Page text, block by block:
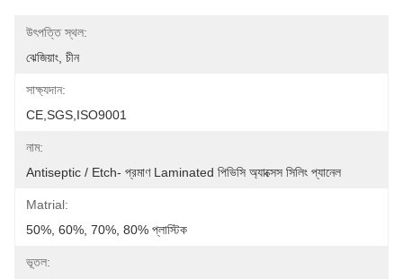
উৎপত্তি স্থল:
ঝেজিয়াং, চীন
সাক্ষ্যদান:
CE,SGS,ISO9001
নাম:
Antiseptic / Etch- প্রমাণ Laminated পিভিসি অ্যাক্সেস সিলিং প্যানেল
Matrial:
50%, 60%, 70%, 80% প্লাস্টিক
ভূতল: